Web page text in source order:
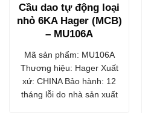
Cầu dao tự động loại
nhỏ 6KA Hager (MCB)
– MU106A
Mã sản phẩm: MU106A
Thương hiệu: Hager Xuất
xứ: CHINA Bảo hành: 12
tháng lỗi do nhà sản xuất